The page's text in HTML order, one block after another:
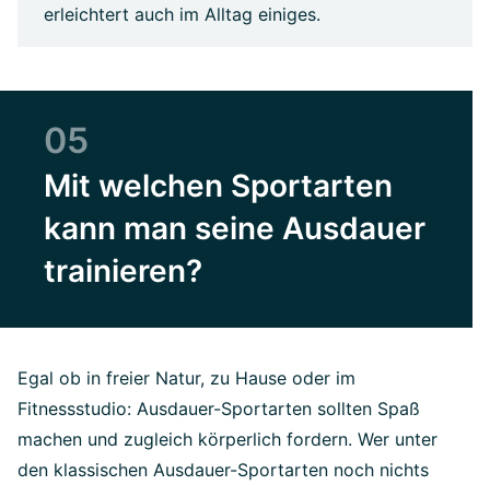
erleichtert auch im Alltag einiges.
05
Mit welchen Sportarten
kann man seine Ausdauer
trainieren?
Egal ob in freier Natur, zu Hause oder im
Fitnessstudio: Ausdauer-Sportarten sollten Spaß
machen und zugleich körperlich fordern. Wer unter
den klassischen Ausdauer-Sportarten noch nichts